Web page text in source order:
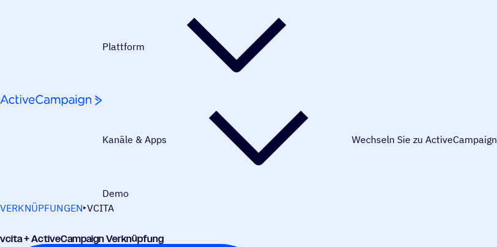
Plattform
Kanäle & Apps Wechseln Sie zu ActiveCampaign
Demo
VERKNÜPFUNGEN VCITA
vcita + ActiveCampaign Verknüpfung